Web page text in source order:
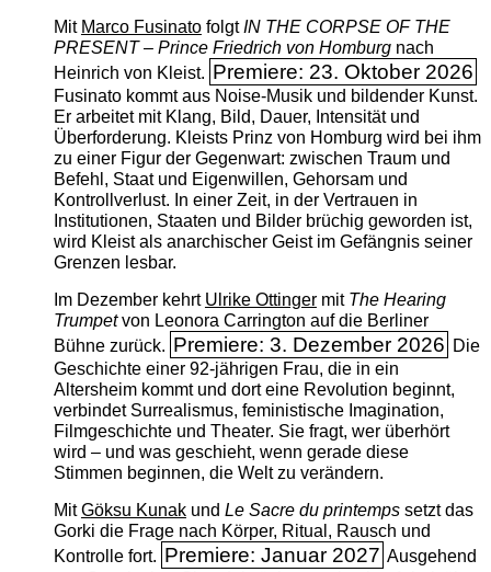
Mit Marco FusinatofolgtIN THE CORPSE OF THE
PRESENT – Prince Friedrich von Homburgnach
Heinrich von Kleist. Premiere: 23. Oktober 2026
Fusinato kommt aus Noise-Musik und bildender Kunst.
Er arbeitet mit Klang, Bild, Dauer, Intensität und
Überforderung. Kleists Prinz von Homburg wird bei ihm
zu einer Figur der Gegenwart: zwischen Traum und
Befehl, Staat und Eigenwillen, Gehorsam und
Kontrollverlust. In einer Zeit, in der Vertrauen in
Institutionen, Staaten und Bilder brüchig geworden ist,
wird Kleist als anarchischer Geist im Gefängnis seiner
Grenzen lesbar.
Im Dezember kehrt Ulrike Ottingermit The ­Hearing
Trumpetvon Leonora Carrington auf die Berliner
Bühne zurück. Premiere: 3. Dezember 2026 Die
Geschichte einer 92-jährigen Frau, die in ein
Altersheim kommt und dort eine Revolution beginnt,
verbindet Surrealismus, feministische Imagination,
Filmgeschichte und Theater. Sie fragt, wer überhört
wird – und was geschieht, wenn gerade diese
Stimmen beginnen, die Welt zu verändern.
MitGöksu Kunakund Le Sacre du printempssetzt das
Gorki die Frage nach Körper, Ritual, Rausch und
Kontrolle fort. Premiere: Januar 2027 Ausgehend